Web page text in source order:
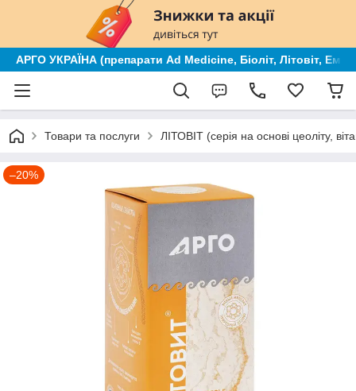
АРГО УКРАЇНА (препарати Ad Medicine, Біоліт, Літовіт, Ем
Товари та послуги ЛІТОВІТ (серія на основі цеоліту,
–20%